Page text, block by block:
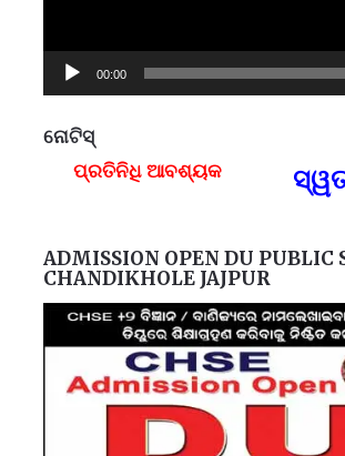
00:00
ନୋଟିସ୍
ପ୍ରତିନିଧି ଆବଶ୍ୟକ
ADMISSION OPEN DU PUBLIC
CHANDIKHOLE JAJPUR